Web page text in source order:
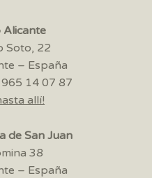
Alicante
Soto, 22
– España
14 07 87
allí!
de San Juan
38
– España